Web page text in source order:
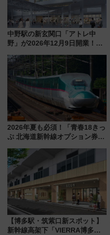
中野駅の新玄関口「アトレ中
野」が2026年12月9日開業！新
注目スポット
2026年夏も必須！「青春18きっ
ぷ 北海道新幹線オプション券」
の罠
【博多駅・筑紫口新スポット】
新幹線高架下「VIERRA博多テ